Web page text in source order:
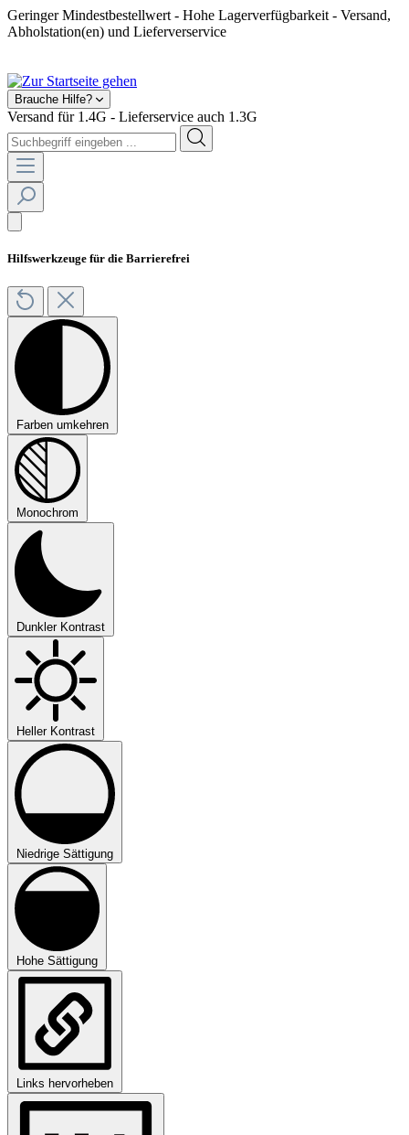
Geringer Mindestbestellwert - Hohe Lagerverfügbarkeit - Versand,
Abholstation(en) und Lieferverservice
Brauche Hilfe?
Versand für 1.4G - Lieferservice auch 1.3G
Hilfswerkzeuge für die Barrierefrei
Farben umkehren
Monochrom
Dunkler Kontrast
Heller Kontrast
Niedrige Sättigung
Hohe Sättigung
Links hervorheben